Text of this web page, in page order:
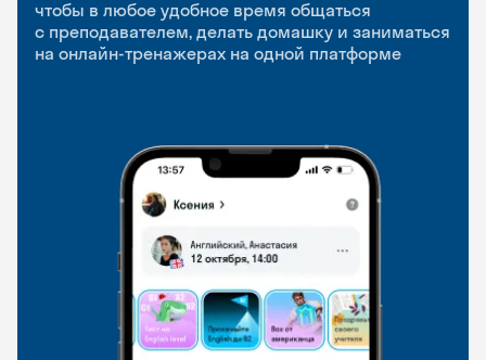
чтобы в любое удобное время общаться
с преподавателем, делать домашку и заниматься
на онлайн-тренажерах на одной платформе
чтобы заниматься и изучать новые слова где
и когда удобно
Групповые занятия для разговорной практики
и индивидуальные встречи с преподавателями